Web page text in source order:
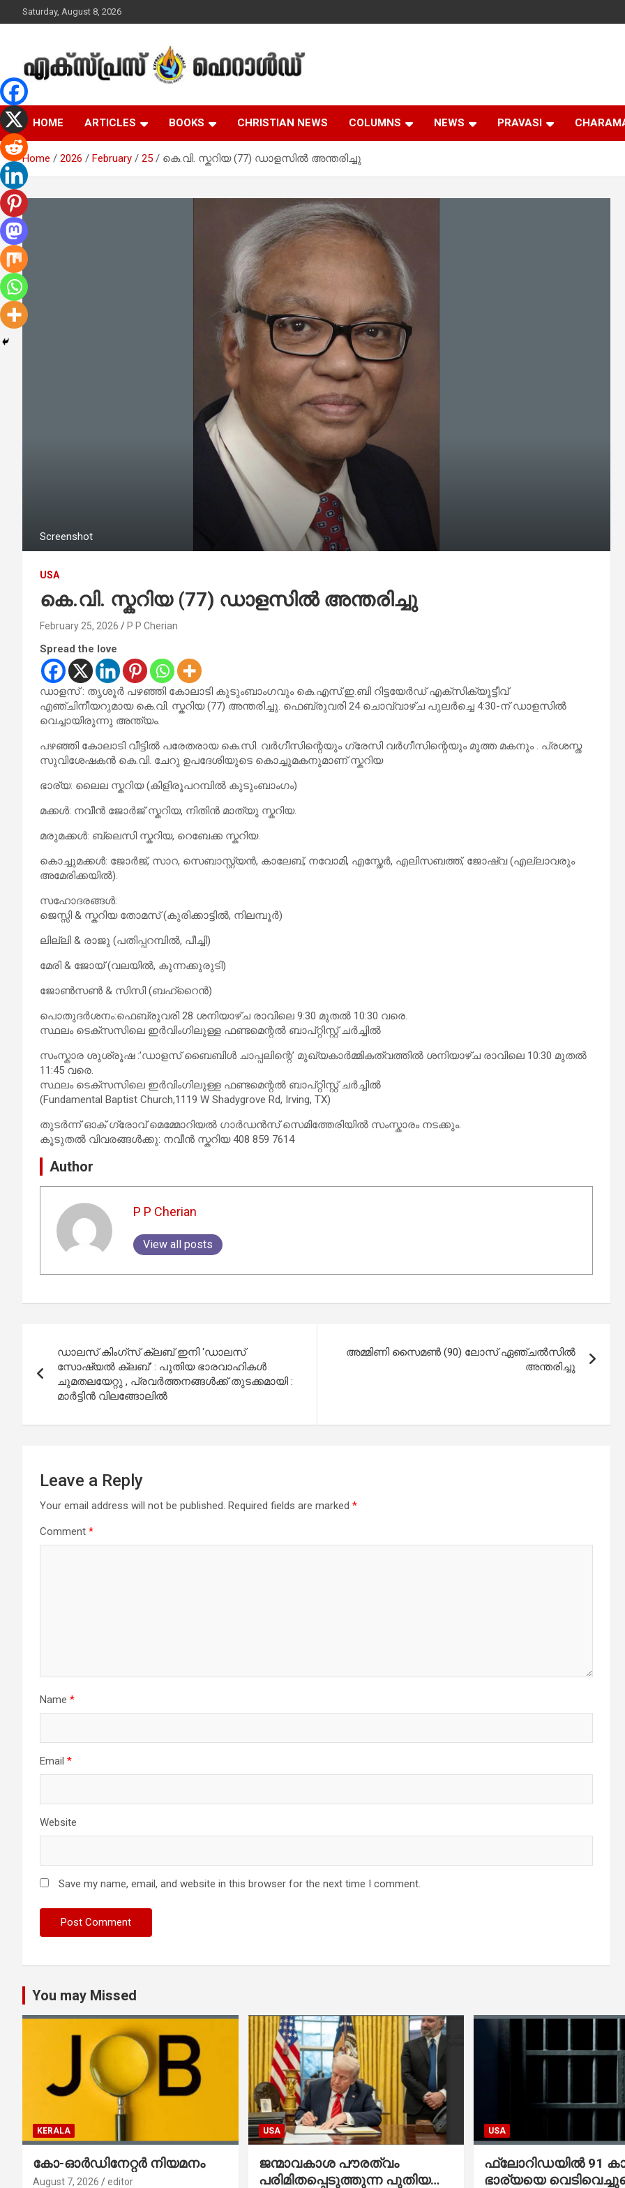
to
Saturday, August 8, 2026
Express Herald –
Malayalam Christian
News
Malayalam Christian News
HOME ARTICLES BOOKS CHRISTIAN NEWS COLUMNS NEWS PRAVASI
Home 2026 February 25 കെ.വി. സ്കറിയ (77) ഡാളസിൽ അന്തരിച്ചു
Screenshot
USA
കെ.വി. സ്കറിയ (77) ഡാളസിൽ അന്തരിച്ചു
February 25, 2026 P P Cherian
Spread the love
ഡാളസ് : തൃശൂർ പഴഞ്ഞി കോലാടി കുടുംബാംഗവും കെ.എസ്.ഇ.ബി റിട്ടയേർഡ് എക്സിക്യൂട്ടീവ്
എഞ്ചിനീയറുമായ കെ.വി. സ്കറിയ (77) അന്തരിച്ചു. ഫെബ്രുവരി 24 ചൊവ്വാഴ്ച പുലർച്ചെ 4:30-ന് ഡാളസിൽ
വെച്ചായിരുന്നു അന്ത്യം.
പഴഞ്ഞി കോലാടി വീട്ടിൽ പരേതരായ കെ.സി. വർഗീസിന്റെയും ഗ്രേസി വർഗീസിന്റെയും മൂത്ത മകനും . പ്രശസ്ത
സുവിശേഷകൻ കെ.വി. ചേറു ഉപദേശിയുടെ കൊച്ചുമകനുമാണ് സ്കറിയ
ഭാര്യ: ലൈല സ്കറിയ (കിളിരൂപറമ്പിൽ കുടുംബാംഗം)
മക്കൾ: നവീൻ ജോർജ് സ്കറിയ, നിതിൻ മാത്യു സ്കറിയ.
മരുമക്കൾ: ബ്ലെസി സ്കറിയ, റെബേക്ക സ്കറിയ.
കൊച്ചുമക്കൾ: ജോർജ്, സാറ, സെബാസ്റ്റ്യൻ, കാലേബ്, നവോമി, എസ്തേർ, എലിസബത്ത്, ജോഷ്വ (എല്ലാവരും
അമേരിക്കയിൽ).
സഹോദരങ്ങൾ:
ജെസ്സി & സ്കറിയ തോമസ് (കുരിക്കാട്ടിൽ, നിലമ്പൂർ)
ലില്ലി & രാജു (പതിപ്പറമ്പിൽ, പീച്ചി)
മേരി & ജോയ് (വലയിൽ, കുന്നക്കുരുടി)
ജോൺസൺ & സിസി (ബഹ്‌റൈൻ)
പൊതുദർശനം:ഫെബ്രുവരി 28 ശനിയാഴ്ച രാവിലെ 9:30 മുതൽ 10:30 വരെ.
സ്ഥലം ടെക്സസിലെ ഇർവിംഗിലുള്ള ഫണ്ടമെന്റൽ ബാപ്റ്റിസ്റ്റ് ചർച്ചിൽ
സംസ്കാര ശുശ്രൂഷ :’ഡാളസ് ബൈബിൾ ചാപ്പലിന്റെ’ മുഖ്യകാർമ്മികത്വത്തിൽ ശനിയാഴ്ച രാവിലെ 10:30 മുതൽ
11:45 വരെ.
സ്ഥലം ടെക്സസിലെ ഇർവിംഗിലുള്ള ഫണ്ടമെന്റൽ ബാപ്റ്റിസ്റ്റ് ചർച്ചിൽ
(Fundamental Baptist Church,1119 W Shadygrove Rd, Irving, TX)
തുടർന്ന് ഓക് ഗ്രോവ് മെമ്മോറിയൽ ഗാർഡൻസ് സെമിത്തേരിയിൽ സംസ്കാരം നടക്കും.
കൂടുതൽ വിവരങ്ങൾക്കു: നവീൻ സ്കറിയ 408 859 7614
Author
P P Cherian
View all posts
navigation
ഡാലസ് കിംഗ്‌സ് ക്ലബ് ഇനി ‘ഡാലസ്
സോഷ്യൽ ക്ലബ്’ : പുതിയ ഭാരവാഹികൾ
ചുമതലയേറ്റു , പ്രവർത്തനങ്ങൾക്ക് തുടക്കമായി :
മാർട്ടിൻ വിലങ്ങോലിൽ
അമ്മിണി സൈമൺ (90) ലോസ് ഏഞ്ചൽസിൽ
അന്തരിച്ചു
Leave a Reply
Your email address will not be published. Required fields are marked *
Comment *
Name *
Email *
Website
Save my name, email, and website in this browser for the next time I comment.
You may Missed
KERALA
കോ-ഓർഡിനേറ്റർ നിയമനം
August 7, 2026 editor
USA
ജന്മാവകാശ പൗരത്വം
പരിമിതപ്പെടുത്തുന്ന പുതിയ
USA
ഫ്ലോറിഡയിൽ 91
ഭാര്യയെ